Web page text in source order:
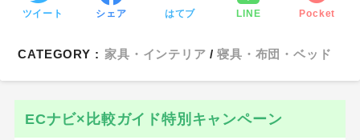
ツイート シェア はてブ LINE Pocket
CATEGORY : 家具・インテリア 寝具・布団・ベッド
ECナビ×比較ガイド特別キャンペーン